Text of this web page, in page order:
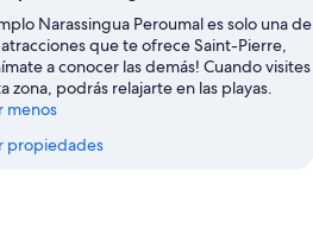
Narassingua Peroumal es solo una de
atracciones que te ofrece Saint-Pierre,
a conocer las demás! Cuando visites
zona, podrás relajarte en las playas.
menos
propiedades